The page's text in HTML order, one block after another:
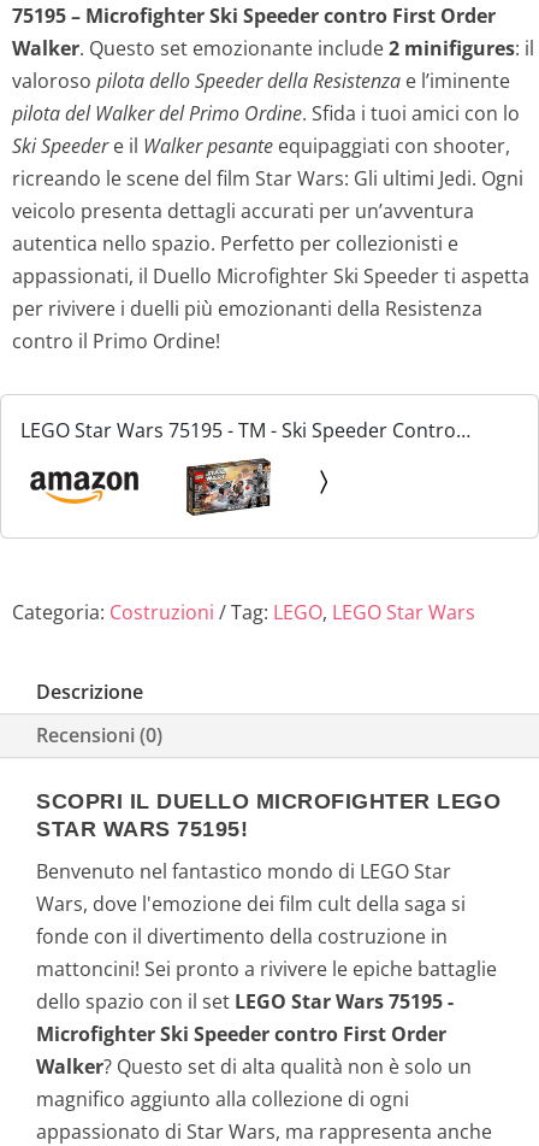
75195 – Microfighter Ski Speeder contro First Order
Walker. Questo set emozionante include2 minifigures: il
valoroso pilota dello Speeder della Resistenza e l’iminente
pilota del Walker del Primo Ordine. Sfida i tuoi amici con lo
Ski Speedere il Walker pesante equipaggiati con shooter,
ricreando le scene del film Star Wars: Gli ultimi Jedi. Ogni
veicolo presenta dettagli accurati per un’avventura
autentica nello spazio. Perfetto per collezionisti e
appassionati, il Duello Microfighter Ski Speeder ti aspetta
per rivivere i duelli più emozionanti della Resistenza
contro il Primo Ordine!
LEGO Star Wars 75195 - TM - Ski Speeder Contro
Microfighter First Order Walker
Categoria: Costruzioni Tag: LEGO, LEGO Star Wars
Descrizione
Recensioni (0)
SCOPRI IL DUELLO MICROFIGHTER LEGO
STAR WARS 75195!
Benvenuto nel fantastico mondo di LEGO Star
Wars, dove l'emozione dei film cult della saga si
fonde con il divertimento della costruzione in
mattoncini! Sei pronto a rivivere le epiche battaglie
dello spazio con il set LEGO Star Wars 75195 -
Microfighter Ski Speeder contro First Order
Walker? Questo set di alta qualità non è solo un
magnifico aggiunto alla collezione di ogni
appassionato di Star Wars, ma rappresenta anche